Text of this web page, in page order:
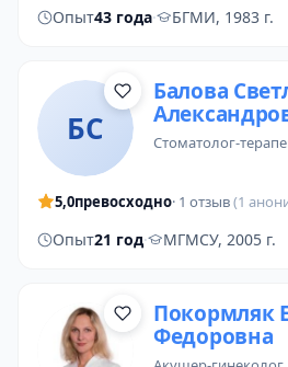
Опыт43 года· БГМИ, 1983 г.
БС
Балова
стоматолог-
5,0превосходно· 1 отзыв(1
Опыт21 год· МГМСУ, 2005 г.
Покормляк
Федоровна